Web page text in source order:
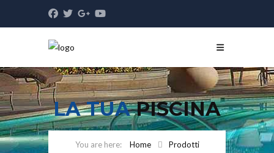
LA TUAPISCINA
Home
Prodotti